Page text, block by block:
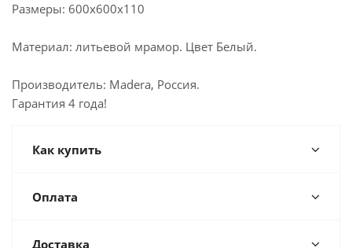
Размеры: 600х600х110
Материал: литьевой мрамор. Цвет Белый.
Производитель: Madera, Россия.
Гарантия 4 года!
Как купить
Оплата
Доставка